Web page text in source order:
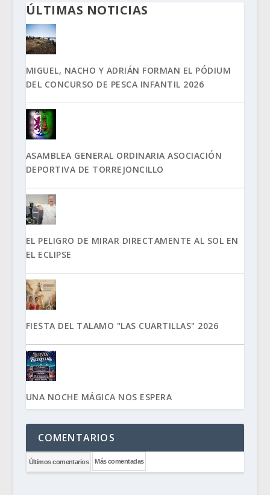
ÚLTIMAS NOTICIAS
MIGUEL, NACHO Y ADRIÁN FORMAN EL PÓDIUM
DEL CONCURSO DE PESCA INFANTIL 2026
ASAMBLEA GENERAL ORDINARIA ASOCIACIÓN
DEPORTIVA DE TORREJONCILLO
EL PELIGRO DE MIRAR DIRECTAMENTE AL SOL EN
EL ECLIPSE
FIESTA DEL TALAMO "LAS CUARTILLAS" 2026
UNA NOCHE MÁGICA NOS ESPERA
COMENTARIOS
Últimos comentarios Más comentadas